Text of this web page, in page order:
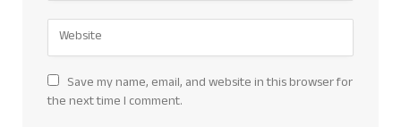
Save my name, email, and website in this browser for
the next time I comment.